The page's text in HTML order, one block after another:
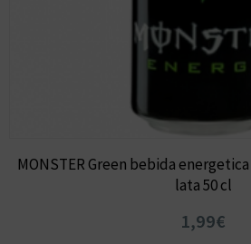
MONSTER Green bebida
lata 50 cl
1,99€